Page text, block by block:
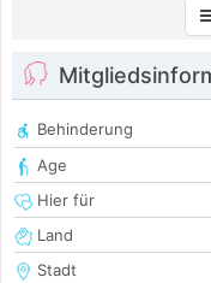
Behinderung
Age
Hier für
Land
Stadt